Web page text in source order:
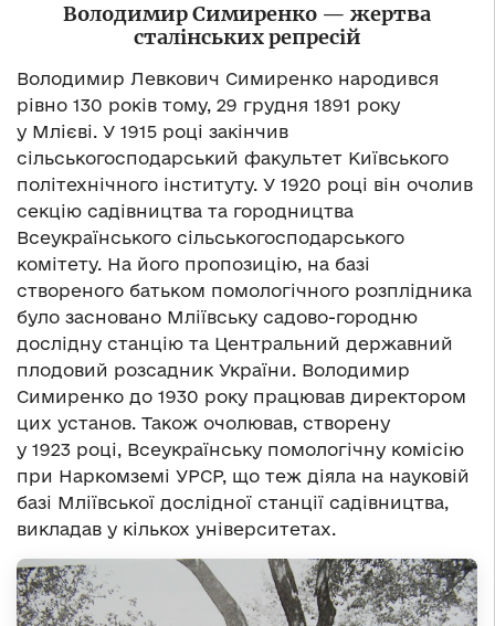
Володимир Симиренко — жертва
сталінських репресій
Володимир Левкович Симиренко народився
рівно 130 років тому, 29 грудня 1891 року
у Млієві. У 1915 році закінчив
сільськогосподарський факультет Київського
політехнічного інституту. У 1920 році він очолив
секцію садівництва та городництва
Всеукраїнського сільськогосподарського
комітету. На його пропозицію, на базі
створеного батьком помологічного розплідника
було засновано Мліївську садово-городню
дослідну станцію та Центральний державний
плодовий розсадник України. Володимир
Симиренко до 1930 року працював директором
цих установ. Також очолював, створену
у 1923 році, Всеукраїнську помологічну комісію
при Наркомземі УРСР, що теж діяла на науковій
базі Мліївської дослідної станції садівництва,
викладав у кількох університетах.